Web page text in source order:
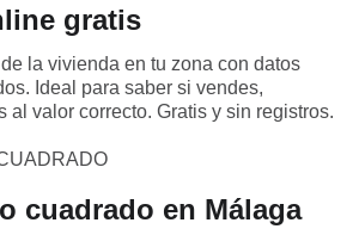
gratis
la vivienda en tu zona con datos
Ideal para saber si vendes,
al valor correcto. Gratis y sin registros.
cuadrado en Málaga